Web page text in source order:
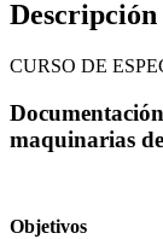
Descripción
CURSO DE
maquinarias
Objetivos